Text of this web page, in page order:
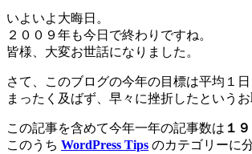
いよいよ大晦日。
２００９年も今日で終わりですね。
皆様、大変お世話になりました。
さて、このブログの今年の目標は平均１
まったく及ばず、早々に挫折したという
この記事を含めて今年一年の記事数は １
このうち WordPress Tips のカテゴリーに